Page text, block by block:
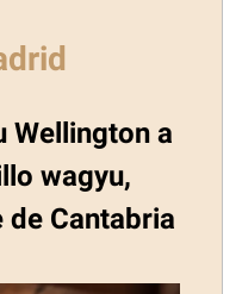
Wellington a
wagyu,
de Cantabria